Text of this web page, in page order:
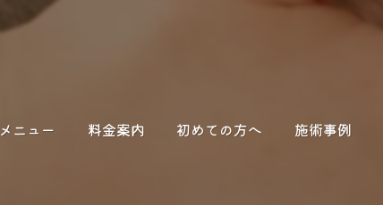
メニュー 料金案内 初めての方へ 施術事例